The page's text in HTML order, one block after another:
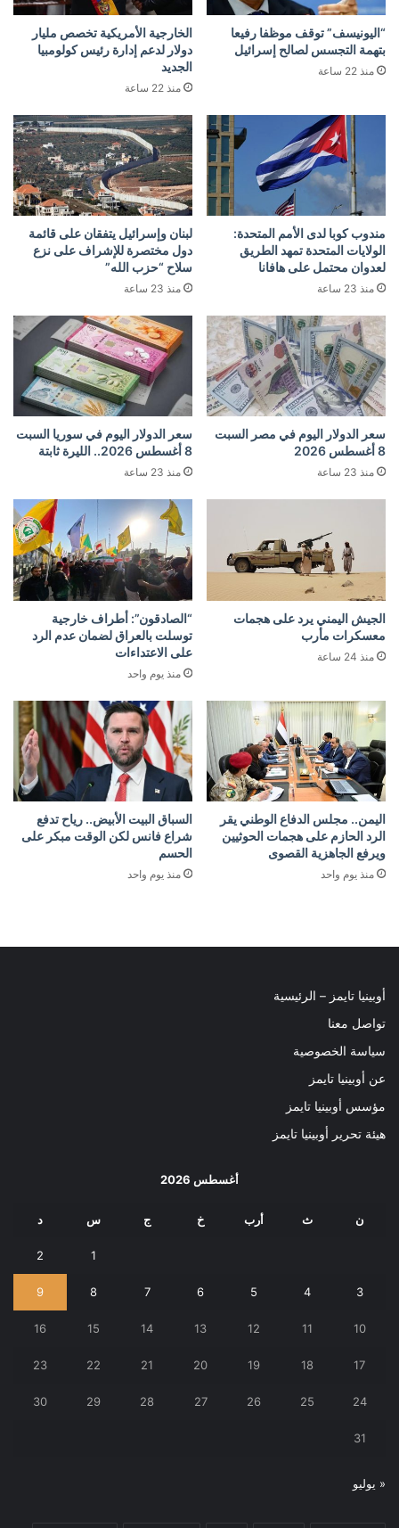
“اليونيسف” توقف موظفا رفيعا
بتهمة التجسس لصالح إسرائيل
منذ 22 ساعة
الخارجية الأمريكية تخصص مليار
دولار لدعم إدارة رئيس كولومبيا
الجديد
منذ 22 ساعة
مندوب كوبا لدى الأمم المتحدة:
الولايات المتحدة تمهد الطريق
لعدوان محتمل على هافانا
منذ 23 ساعة
لبنان وإسرائيل يتفقان على قائمة
دول مختصرة للإشراف على نزع
سلاح “حزب الله”
منذ 23 ساعة
سعر الدولار اليوم في مصر السبت
8 أغسطس 2026
منذ 23 ساعة
سعر الدولار اليوم في سوريا السبت
8 أغسطس 2026.. الليرة ثابتة
منذ 23 ساعة
الجيش اليمني يرد على هجمات
معسكرات مأرب
منذ 24 ساعة
“الصادقون”: أطراف خارجية
توسلت بالعراق لضمان عدم الرد
على الاعتداءات
منذ يوم واحد
اليمن.. مجلس الدفاع الوطني يقر
الرد الحازم على هجمات الحوثيين
ويرفع الجاهزية القصوى
منذ يوم واحد
السباق البيت الأبيض.. رياح تدفع
شراع فانس لكن الوقت مبكر على
الحسم
منذ يوم واحد
أوبينيا تايمز – الرئيسية
تواصل معنا
سياسة الخصوصية
عن أوبينيا تايمز
مؤسس أوبينيا تايمز
هيئة تحرير أوبينيا تايمز
أغسطس 2026
ن ث أرب خ ج س د
1
2
3
4
5
6
7
8
9
10
11
12
13
14
15
16
17
18
19
20
21
22
23
24
25
26
27
28
29
30
31
« يوليو